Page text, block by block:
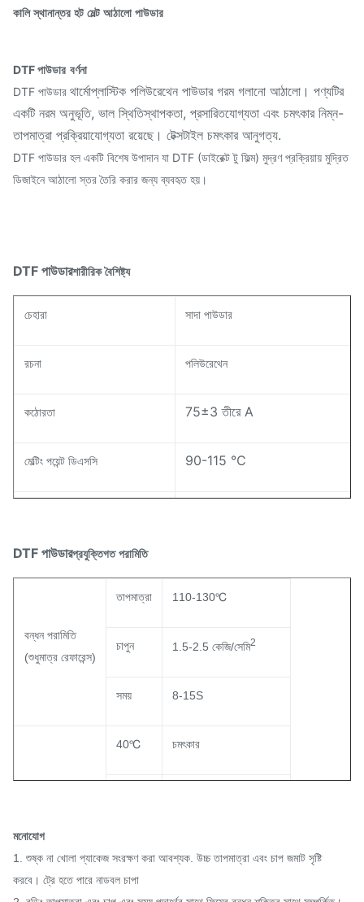
কালি স্থানান্তর হট মেল্ট আঠালো পাউডার
DTF পাউডার বর্ণনা
DTF পাউডার থার্মোপ্লাস্টিক পলিউরেথেন পাউডার গরম গলানো আঠালো। পণ্যটির
একটি নরম অনুভূতি, ভাল স্থিতিস্থাপকতা, প্রসারিতযোগ্যতা এবং চমৎকার নিম্ন-
তাপমাত্রা প্রক্রিয়াযোগ্যতা রয়েছে। টেক্সটাইল চমৎকার আনুগত্য.
DTF পাউডার হল একটি বিশেষ উপাদান যা DTF (ডাইরেক্ট টু ফিল্ম) মুদ্রণ প্রক্রিয়ায় মুদ্রিত
ডিজাইনে আঠালো স্তর তৈরি করার জন্য ব্যবহৃত হয়।
DTF পাউডারশারীরিক বৈশিষ্ট্য
চেহারা সাদা পাউডার
রচনা পলিউরেথেন
কঠোরতা 75±3 তীরে A
মেল্টিং পয়েন্ট ডিএসসি 90-115 ℃
হলুদ প্রতিরোধের (স্তর)
DTF পাউডারপ্রযুক্তিগত পরামিতি
বন্ধন পরামিতি
(শুধুমাত্র রেফারেন্স)
তাপমাত্রা 110-130℃
চাপুন 1.5-2.5 কেজি/সেমি2
সময় 8-15S
40℃ চমৎকার
মনোযোগ
1. শুষ্ক না খোলা প্যাকেজ সংরক্ষণ করা আবশ্যক. উচ্চ তাপমাত্রা এবং চাপ জমাট সৃষ্টি
করবে। ট্রে হতে পারে নাডবল চাপা